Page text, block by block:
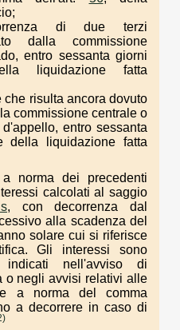
di due terzi
dalla commissione
entro sessanta giorni
liquidazione fatta
che risulta ancora dovuto
commissione centrale o
entro sessanta
della liquidazione fatta
norma dei precedenti
calcolati al saggio
, con decorrenza dal
alla scadenza del
solare cui si riferisce
Gli interessi sono
nell'avviso di
o negli avvisi relativi alle
a norma del comma
a decorrere in caso di